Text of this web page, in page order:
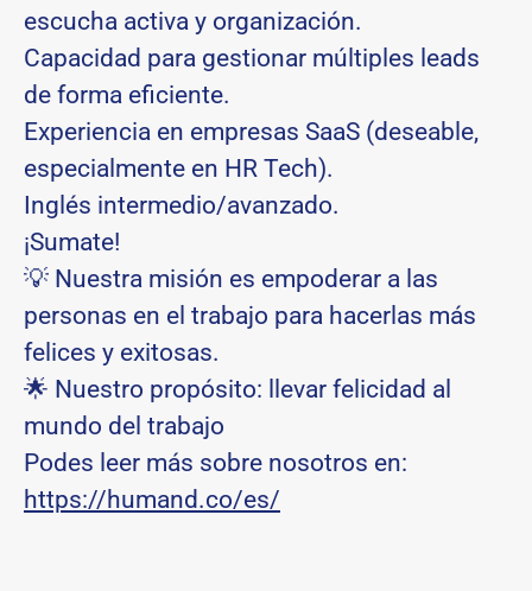
escucha activa y organización.
Capacidad para gestionar múltiples leads
de forma eficiente.
Experiencia en empresas SaaS (deseable,
especialmente en HR Tech).
Inglés intermedio/avanzado.
¡Sumate!
💡 Nuestra misión es empoderar a las
personas en el trabajo para hacerlas más
felices y exitosas.
🌟 Nuestro propósito: llevar felicidad al
mundo del trabajo
Podes leer más sobre nosotros en:
https://humand.co/es/